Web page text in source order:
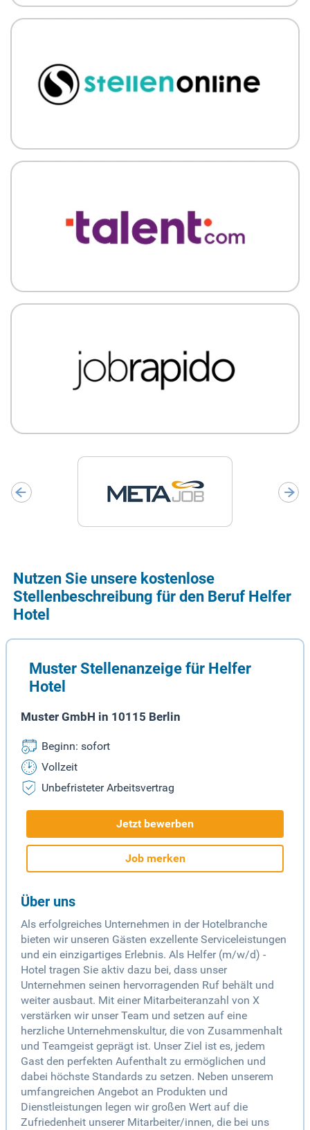
Nutzen Sie unsere kostenlose
Stellenbeschreibung für den Beruf Helfer
Hotel
Muster Stellenanzeige für Helfer
Hotel
Muster GmbH in 10115 Berlin
Beginn: sofort
Vollzeit
Unbefristeter Arbeitsvertrag
Jetzt bewerben
Job merken
Über uns
Als erfolgreiches Unternehmen in der Hotelbranche
bieten wir unseren Gästen exzellente Serviceleistungen
und ein einzigartiges Erlebnis. Als Helfer (m/w/d) -
Hotel tragen Sie aktiv dazu bei, dass unser
Unternehmen seinen hervorragenden Ruf behält und
weiter ausbaut. Mit einer Mitarbeiteranzahl von X
verstärken wir unser Team und setzen auf eine
herzliche Unternehmenskultur, die von Zusammenhalt
und Teamgeist geprägt ist. Unser Ziel ist es, jedem
Gast den perfekten Aufenthalt zu ermöglichen und
dabei höchste Standards zu setzen. Neben unserem
umfangreichen Angebot an Produkten und
Dienstleistungen legen wir großen Wert auf die
Zufriedenheit unserer Mitarbeiter/innen, die bei uns